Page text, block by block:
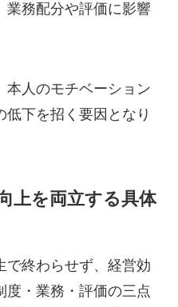
業務配分や評価に影響
本人のモチベーション
下を招く要因となり
上を両立する具体
で終わらせず、経営効
度・業務・評価の三点